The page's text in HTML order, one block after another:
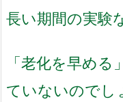
長い期間の実験
「老化を早め
ていないのでし